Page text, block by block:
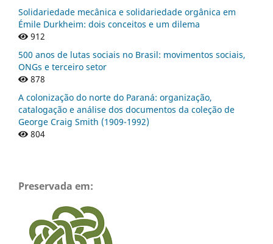
Solidariedade mecânica e solidariedade orgânica em
Émile Durkheim: dois conceitos e um dilema
912
500 anos de lutas sociais no Brasil: movimentos sociais,
ONGs e terceiro setor
878
A colonização do norte do Paraná: organização,
catalogação e análise dos documentos da coleção de
George Craig Smith (1909-1992)
804
Preservada em: